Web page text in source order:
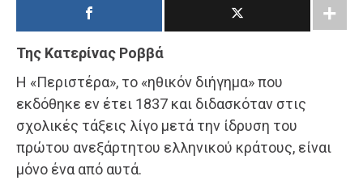
Της Κατερίνας Ροββά
Η «Περιστέρα», το «ηθικόν διήγημα» που
εκδόθηκε εν έτει 1837 και διδασκόταν στις
σχολικές τάξεις λίγο μετά την ίδρυση του
πρώτου ανεξάρτητου ελληνικού κράτους, είναι
μόνο ένα από αυτά.